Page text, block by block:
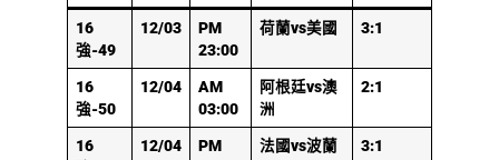
16
強-49
12/03
PM
23:00
荷蘭vs美國 3:1
16
強-50
12/04
AM
03:00
阿根廷vs澳
洲
2:1
16
12/04
PM
法國vs波蘭 3:1